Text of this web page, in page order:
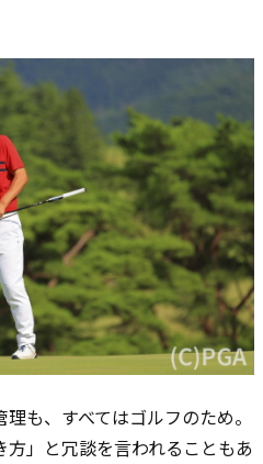
も、すべてはゴルフのため。
」と冗談を言われることもあ